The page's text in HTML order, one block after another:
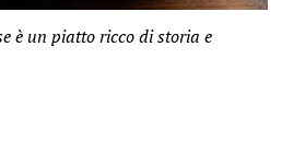
è un piatto ricco di storia e